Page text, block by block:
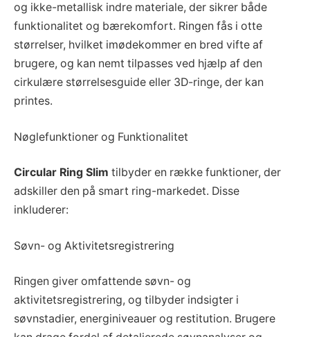
og ikke-metallisk indre materiale, der sikrer både
funktionalitet og bærekomfort. Ringen fås i otte
størrelser, hvilket imødekommer en bred vifte af
brugere, og kan nemt tilpasses ved hjælp af den
cirkulære størrelsesguide eller 3D-ringe, der kan
printes.
Nøglefunktioner og Funktionalitet
Circular Ring Slim tilbyder en række funktioner, der
adskiller den på smart ring-markedet. Disse
inkluderer:
Søvn- og Aktivitetsregistrering
Ringen giver omfattende søvn- og
aktivitetsregistrering, og tilbyder indsigter i
søvnstadier, energiniveauer og restitution. Brugere